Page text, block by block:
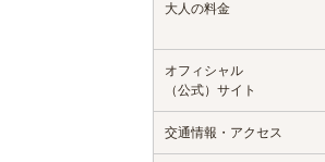
大人の料金
オフィシャル
（公式）サイト
交通情報・アクセス